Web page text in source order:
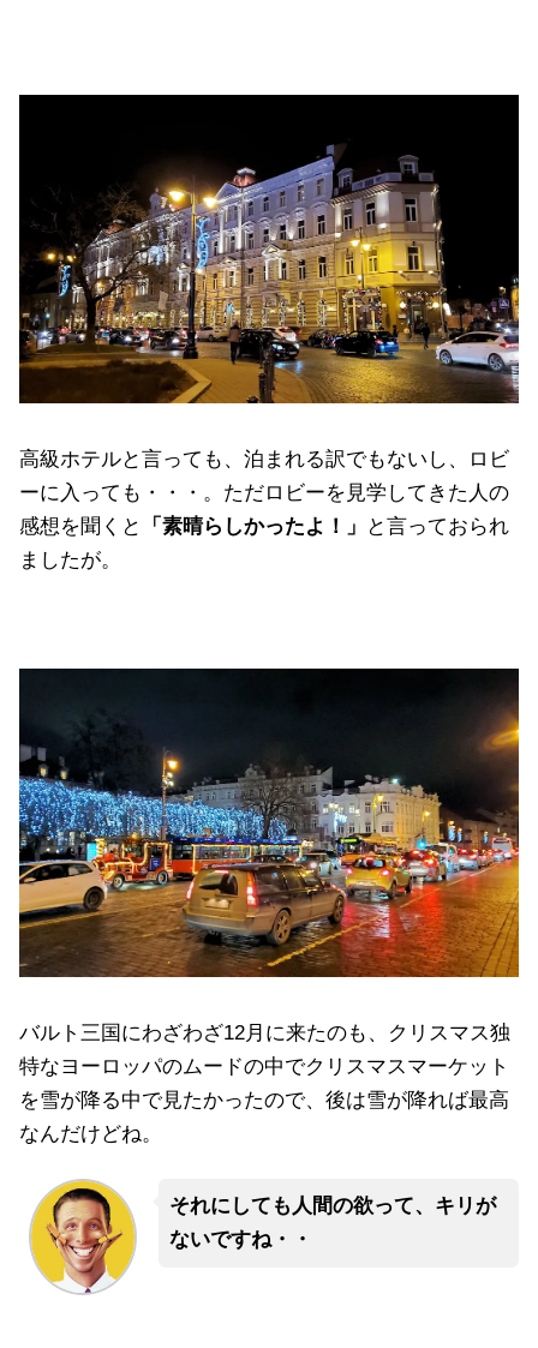
高級ホテルと言っても、泊まれる訳でもないし、ロビ
ーに入っても・・・。ただロビーを見学してきた人の
感想を聞くと
「素晴らしかったよ！」
と言っておられ
ましたが。
バルト三国にわざわざ12月に来たのも、クリスマス独
特なヨーロッパのムードの中でクリスマスマーケット
を雪が降る中で見たかったので、後は雪が降れば最高
なんだけどね。
それにしても人間の欲って、キリが
ないですね・・